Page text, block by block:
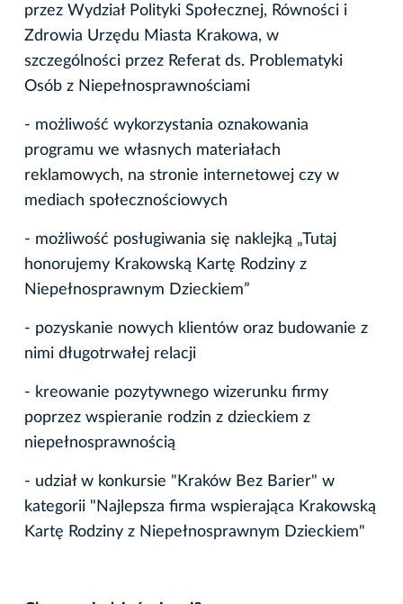
przez Wydział Polityki Społecznej, Równości i
Zdrowia Urzędu Miasta Krakowa, w
szczególności przez Referat ds. Problematyki
Osób z Niepełnosprawnościami
- możliwość wykorzystania oznakowania
programu we własnych materiałach
reklamowych, na stronie internetowej czy w
mediach społecznościowych
- możliwość posługiwania się naklejką „Tutaj
honorujemy Krakowską Kartę Rodziny z
Niepełnosprawnym Dzieckiem”
- pozyskanie nowych klientów oraz budowanie z
nimi długotrwałej relacji
- kreowanie pozytywnego wizerunku firmy
poprzez wspieranie rodzin z dzieckiem z
niepełnosprawnością
- udział w konkursie "Kraków Bez Barier" w
kategorii "Najlepsza firma wspierająca Krakowską
Kartę Rodziny z Niepełnosprawnym Dzieckiem"